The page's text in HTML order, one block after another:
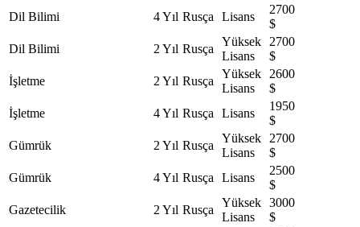
Dil Bilimi
4 Yıl Rusça Lisans
2700
$
Dil Bilimi
2 Yıl Rusça
Yüksek
Lisans
2700
$
İşletme
2 Yıl Rusça
Yüksek
Lisans
2600
$
İşletme
4 Yıl Rusça Lisans
1950
$
Gümrük
2 Yıl Rusça
Yüksek
Lisans
2700
$
Gümrük
4 Yıl Rusça Lisans
2500
$
Gazetecilik
2 Yıl Rusça
Yüksek
Lisans
3000
$